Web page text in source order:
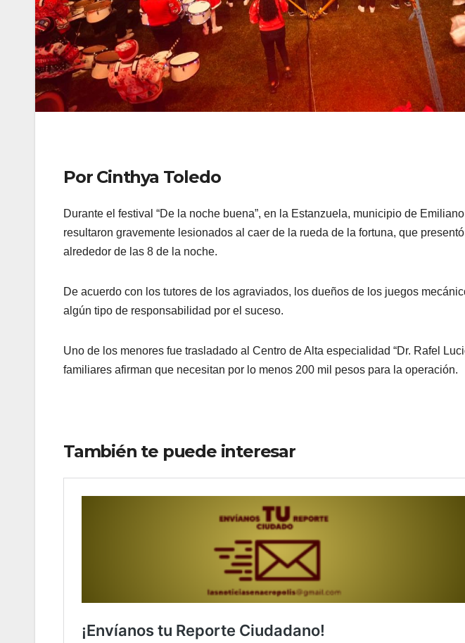
Por Cinthya Toledo
Durante el festival “De la noche buena”, en la Estanzuela, municipio de
resultaron gravemente lesionados al caer de la rueda de la fortuna, que
alrededor de las 8 de la noche.
De acuerdo con los tutores de los agraviados, los dueños de los juegos
algún tipo de responsabilidad por el suceso.
Uno de los menores fue trasladado al Centro de Alta especialidad “Dr. Rafel
familiares afirman que necesitan por lo menos 200 mil pesos para la operación.
También te puede interesar